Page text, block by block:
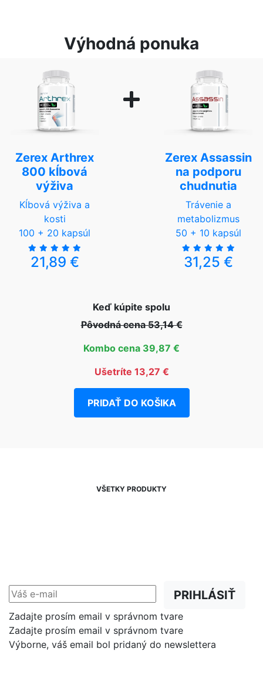
Výhodná ponuka
Zerex Arthrex
800 kĺbová
výživa
Kĺbová výživa a
kosti
100 + 20 kapsúl
21,89 €
Zerex Assassin
na podporu
chudnutia
Trávenie a
metabolizmus
50 + 10 kapsúl
31,25 €
Keď kúpite spolu
Pôvodná cena 53,14 €
Kombo cena 39,87 €
Ušetríte 13,27 €
PRIDAŤ DO KOŠIKA
VŠETKY PRODUKTY
PRIHLÁSIŤ
Zadajte prosím email v správnom tvare
Zadajte prosím email v správnom tvare
Výborne, váš email bol pridaný do newslettera